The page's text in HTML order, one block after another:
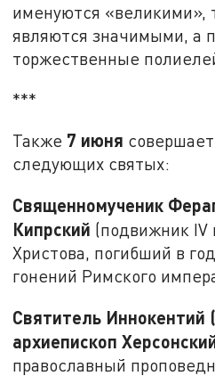
именуются «великими»,
являются значимыми, а
торжественные
***
Также 7 июня
следующих святых:
Священномученик
Кипрский (подвижник IV
Христова, погибший в
гонений Римского
Святитель Иннокентий
архиепископ
православный